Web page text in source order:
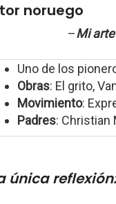
noruego
–Mi
Uno de los
Obras: El grito,
Movimiento:
Padres: Christian
única